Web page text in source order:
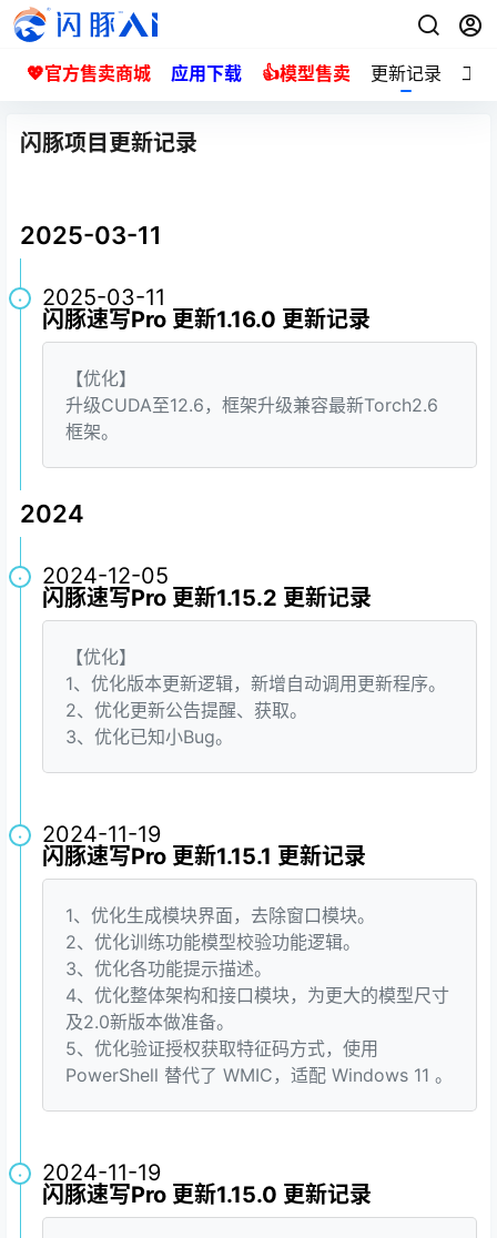
💖官方售卖商城 应用下载 👍模型售卖 更新记录 工
闪豚项目更新记录
2025-03-11
2025-03-11
·
闪豚速写Pro 更新1.16.0 更新记录
【优化】
升级CUDA至12.6，框架升级兼容最新Torch2.6
框架。
2024
2024-12-05
·
闪豚速写Pro 更新1.15.2 更新记录
【优化】
1、优化版本更新逻辑，新增自动调用更新程序。
2、优化更新公告提醒、获取。
3、优化已知小Bug。
2024-11-19
·
闪豚速写Pro 更新1.15.1 更新记录
1、优化生成模块界面，去除窗口模块。
2、优化训练功能模型校验功能逻辑。
3、优化各功能提示描述。
4、优化整体架构和接口模块，为更大的模型尺寸
及2.0新版本做准备。
5、优化验证授权获取特征码方式，使用
PowerShell 替代了 WMIC，适配 Windows 11 。
2024-11-19
·
闪豚速写Pro 更新1.15.0 更新记录